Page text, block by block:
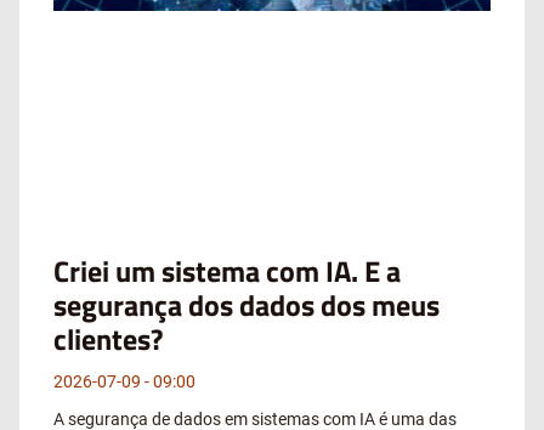
Criei um sistema com IA. E a
segurança dos dados dos meus
clientes?
2026-07-09
09:00
A segurança de dados em sistemas com IA é uma das